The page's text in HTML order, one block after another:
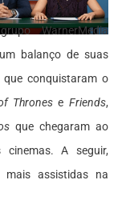
WarnerMedia
balanço de suas
conquistaram o
Thrones e Friends,
que chegaram ao
A seguir,
mais assistidas na